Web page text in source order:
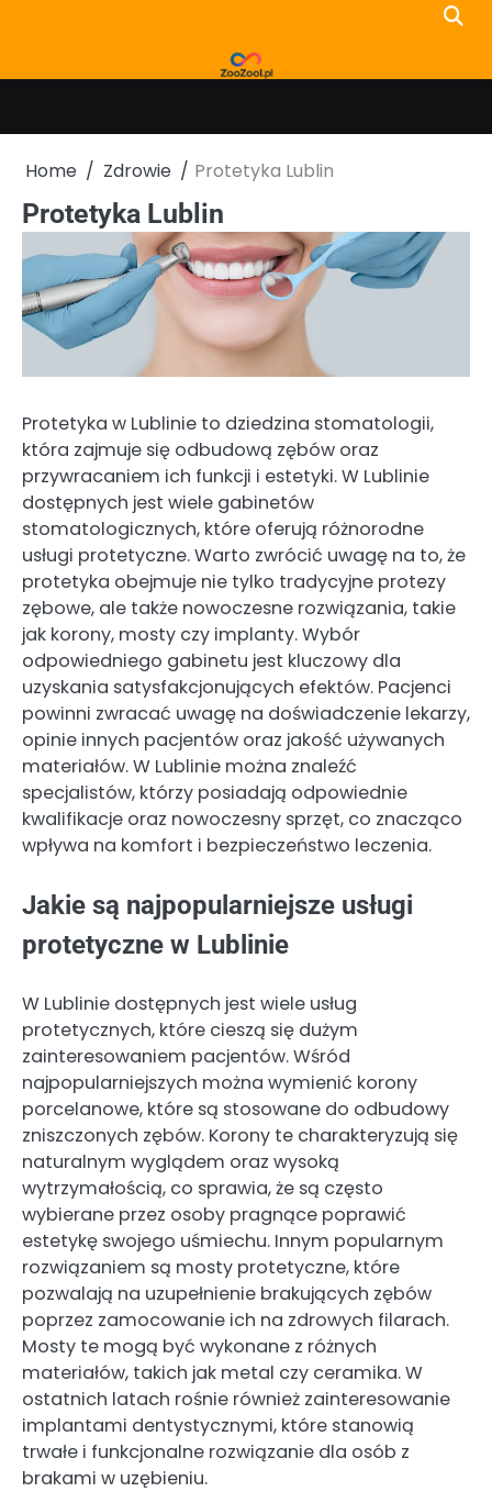
Home Zdrowie Protetyka Lublin
Protetyka Lublin
Protetyka w Lublinie to dziedzina stomatologii,
która zajmuje się odbudową zębów oraz
przywracaniem ich funkcji i estetyki. W Lublinie
dostępnych jest wiele gabinetów
stomatologicznych, które oferują różnorodne
usługi protetyczne. Warto zwrócić uwagę na to, że
protetyka obejmuje nie tylko tradycyjne protezy
zębowe, ale także nowoczesne rozwiązania, takie
jak korony, mosty czy implanty. Wybór
odpowiedniego gabinetu jest kluczowy dla
uzyskania satysfakcjonujących efektów. Pacjenci
powinni zwracać uwagę na doświadczenie lekarzy,
opinie innych pacjentów oraz jakość używanych
materiałów. W Lublinie można znaleźć
specjalistów, którzy posiadają odpowiednie
kwalifikacje oraz nowoczesny sprzęt, co znacząco
wpływa na komfort i bezpieczeństwo leczenia.
Jakie są najpopularniejsze usługi
protetyczne w Lublinie
W Lublinie dostępnych jest wiele usług
protetycznych, które cieszą się dużym
zainteresowaniem pacjentów. Wśród
najpopularniejszych można wymienić korony
porcelanowe, które są stosowane do odbudowy
zniszczonych zębów. Korony te charakteryzują się
naturalnym wyglądem oraz wysoką
wytrzymałością, co sprawia, że są często
wybierane przez osoby pragnące poprawić
estetykę swojego uśmiechu. Innym popularnym
rozwiązaniem są mosty protetyczne, które
pozwalają na uzupełnienie brakujących zębów
poprzez zamocowanie ich na zdrowych filarach.
Mosty te mogą być wykonane z różnych
materiałów, takich jak metal czy ceramika. W
ostatnich latach rośnie również zainteresowanie
implantami dentystycznymi, które stanowią
trwałe i funkcjonalne rozwiązanie dla osób z
brakami w uzębieniu.